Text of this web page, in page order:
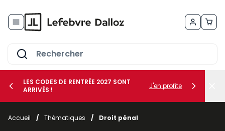
le sous-menu Vos métiers
LES CODES DE RENTRÉE 2027 SONT
ARRIVÉS !
J'en profite
Accueil / Thématiques / Droit pénal